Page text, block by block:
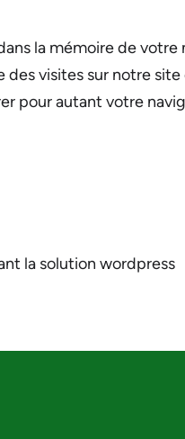
la mémoire de
des visites sur notre
pour autant votre
la solution wordpress